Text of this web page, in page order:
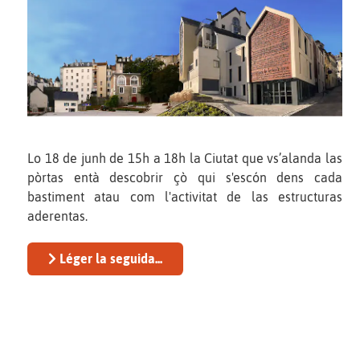
Lo 18 de junh de 15h a 18h la Ciutat que vs’alanda las
pòrtas entà descobrir çò qui s'escón dens cada
bastiment atau com l'activitat de las estructuras
aderentas.
Léger la seguida...